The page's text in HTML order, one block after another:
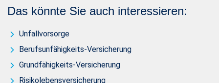
Das könnte Sie auch interessieren:
Unfallvorsorge
Berufsunfähigkeits-Versicherung
Grundfähigkeits-Versicherung
Risikolebensversicherung